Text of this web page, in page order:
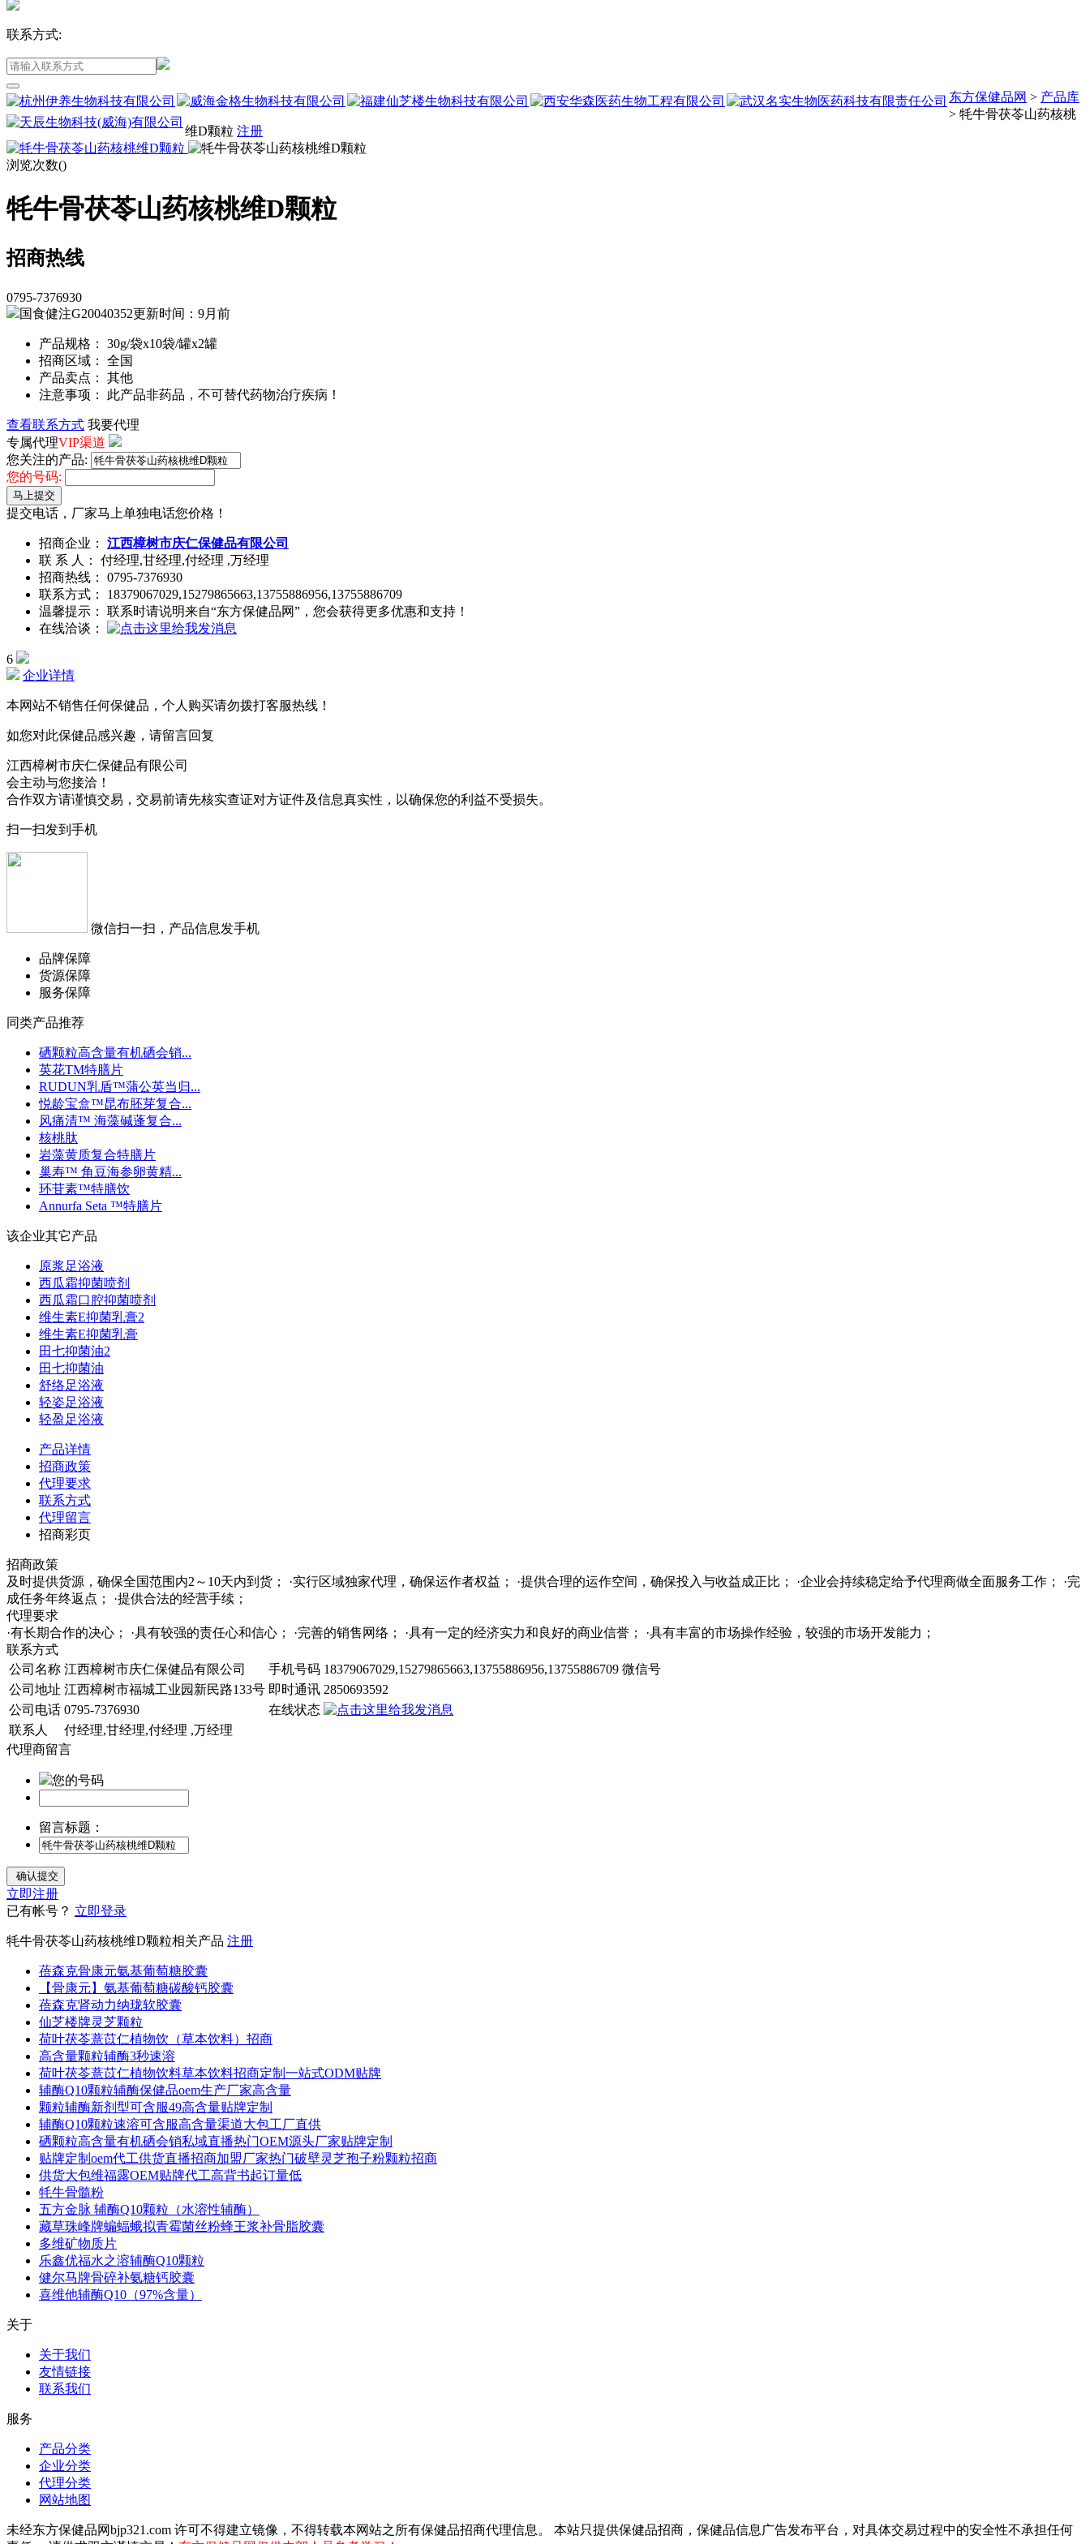
联系方式:
东方保健品网 > 产品库
> 牦牛骨茯苓山药核桃
维D颗粒 注册
浏览次数()
牦牛骨茯苓山药核桃维D颗粒
招商热线
0795-7376930
国食健注G20040352更新时间：9月前
产品规格： 30g/袋x10袋/罐x2罐
招商区域： 全国
产品卖点： 其他
注意事项： 此产品非药品，不可替代药物治疗疾病！
查看联系方式 我要代理
专属代理VIP渠道
您关注的产品:
您的号码:
马上提交
提交电话，厂家马上单独电话您价格！
招商企业： 江西樟树市庆仁保健品有限公司
联 系 人： 付经理,甘经理,付经理 ,万经理
招商热线： 0795-7376930
联系方式： 18379067029,15279865663,13755886956,13755886709
温馨提示： 联系时请说明来自“东方保健品网”，您会获得更多优惠和支持！
在线洽谈：
6
企业详情
本网站不销售任何保健品，个人购买请勿拨打客服热线！
如您对此保健品感兴趣，请留言回复
江西樟树市庆仁保健品有限公司
会主动与您接洽！
合作双方请谨慎交易，交易前请先核实查证对方证件及信息真实性，以确保您的利益不受损失。
扫一扫发到手机
微信扫一扫，产品信息发手机
品牌保障
货源保障
服务保障
同类产品推荐
硒颗粒高含量有机硒会销...
英花TM特膳片
RUDUN乳盾™蒲公英当归...
悦龄宝盒™昆布胚芽复合...
风痛清™ 海藻碱蓬复合...
核桃肽
岩藻黄质复合特膳片
巢寿™ 角豆海参卵黄精...
环苷素™特膳饮
Annurfa Seta ™特膳片
该企业其它产品
原浆足浴液
西瓜霜抑菌喷剂
西瓜霜口腔抑菌喷剂
维生素E抑菌乳膏2
维生素E抑菌乳膏
田七抑菌油2
田七抑菌油
舒络足浴液
轻姿足浴液
轻盈足浴液
产品详情
招商政策
代理要求
联系方式
代理留言
招商彩页
招商政策
及时提供货源，确保全国范围内2～10天内到货； ·实行区域独家代理，确保运作者权益； ·提供合理的运作空间，确保投入与收益成正比； ·企业会持续稳定给予代理商做全面服务工作； ·完
成任务年终返点； ·提供合法的经营手续；
代理要求
·有长期合作的决心； ·具有较强的责任心和信心； ·完善的销售网络； ·具有一定的经济实力和良好的商业信誉； ·具有丰富的市场操作经验，较强的市场开发能力；
联系方式
公司名称 江西樟树市庆仁保健品有限公司 手机号码 18379067029,15279865663,13755886956,13755886709 微信号
公司地址 江西樟树市福城工业园新民路133号 即时通讯 2850693592
公司电话 0795-7376930
在线状态
联系人
付经理,甘经理,付经理 ,万经理
代理商留言
您的号码
留言标题：
立即注册
已有帐号？ 立即登录
牦牛骨茯苓山药核桃维D颗粒相关产品 注册
蓓森克骨康元氨基葡萄糖胶囊
【骨康元】氨基葡萄糖碳酸钙胶囊
蓓森克肾动力纳珑软胶囊
仙芝楼牌灵芝颗粒
荷叶茯苓薏苡仁植物饮（草本饮料）招商
高含量颗粒辅酶3秒速溶
荷叶茯苓薏苡仁植物饮料草本饮料招商定制一站式ODM贴牌
辅酶Q10颗粒辅酶保健品oem生产厂家高含量
颗粒辅酶新剂型可含服49高含量贴牌定制
辅酶Q10颗粒速溶可含服高含量渠道大包工厂直供
硒颗粒高含量有机硒会销私域直播热门OEM源头厂家贴牌定制
贴牌定制oem代工供货直播招商加盟厂家热门破壁灵芝孢子粉颗粒招商
供货大包维福露OEM贴牌代工高背书起订量低
牦牛骨髓粉
五方金脉 辅酶Q10颗粒（水溶性辅酶）
藏草珠峰牌蝙蝠蛾拟青霉菌丝粉蜂王浆补骨脂胶囊
多维矿物质片
乐鑫优福水之溶辅酶Q10颗粒
健尔马牌骨碎补氨糖钙胶囊
喜维他辅酶Q10（97%含量）
关于
关于我们
友情链接
联系我们
服务
产品分类
企业分类
代理分类
网站地图
未经东方保健品网bjp321.com 许可不得建立镜像，不得转载本网站之所有保健品招商代理信息。 本站只提供保健品招商，保健品信息广告发布平台，对具体交易过程中的安全性不承担任何